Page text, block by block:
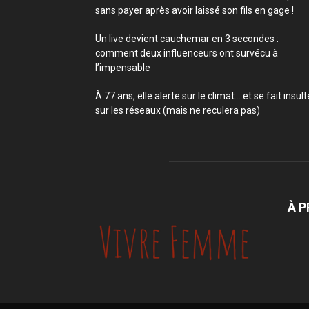
sans payer après avoir laissé son fils en gage !
Un live devient cauchemar en 3 secondes :
comment deux influenceurs ont survécu à
l’impensable
À 77 ans, elle alerte sur le climat… et se fait
sur les réseaux (mais ne reculera pas)
À